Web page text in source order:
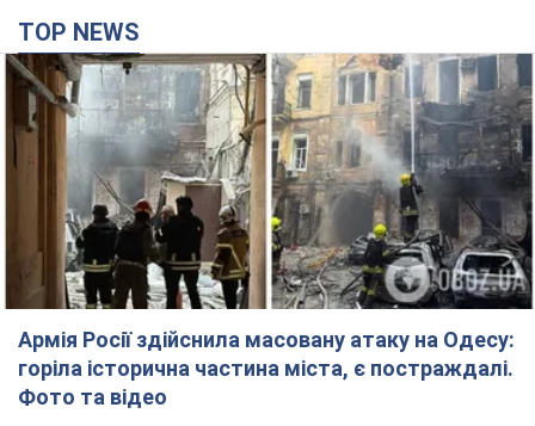
TOP NEWS
Армія Росії здійснила масовану атаку на Одесу:
горіла історична частина міста, є постраждалі.
Фото та відео